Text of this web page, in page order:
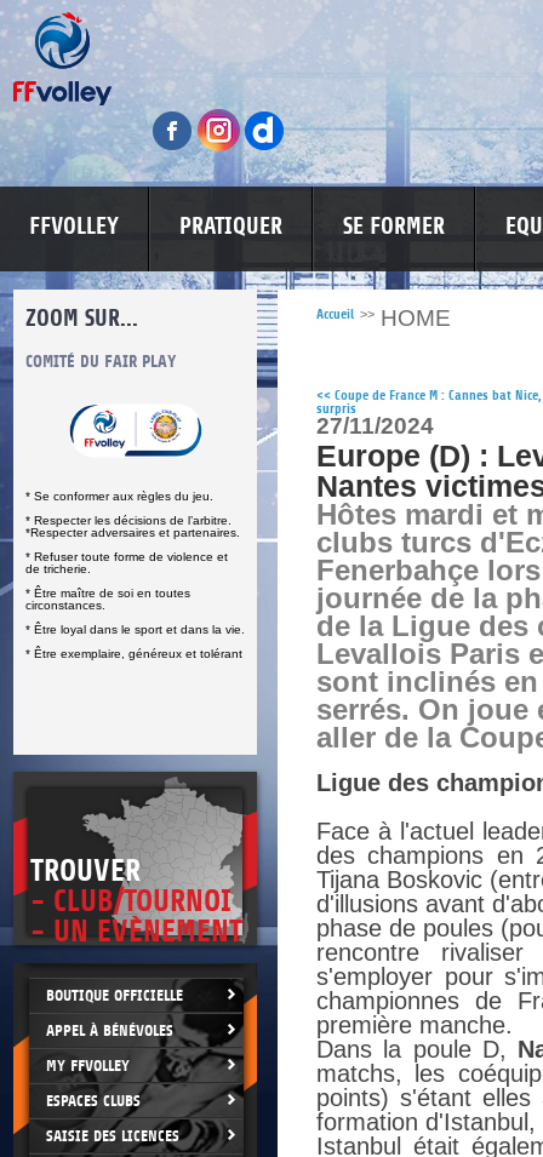
FFVOLLEY PRATIQUER SE FORMER
ZOOM SUR...
COMITÉ DU FAIR PLAY
* Se conformer aux règles du jeu.
* Respecter les décisions de l’arbitre.
*Respecter adversaires et partenaires.
* Refuser toute forme de violence et
de tricherie.
* Être maître de soi en toutes
circonstances.
* Être loyal dans le sport et dans la vie.
* Être exemplaire, généreux et tolérant
LUTTE CONTRE LES VIOLENCES
TROUVER
- CLUB/TOURNOI
- UN EVÈNEMENT
BOUTIQUE OFFICIELLE
APPEL À BÉNÉVOLES
MY FFVOLLEY
ESPACES CLUBS
SAISIE DES LICENCES
Accueil >> HOME
<< Coupe de France M : Cannes bat
surpris
27/11/2024
Europe (D) :
Nantes
Hôtes mardi et
clubs turcs
Fenerbahçe
journée de la
de la Ligue des
Levallois Paris
sont inclinés
serrés. On joue
aller de la
Ligue des
Face à l'actuel
des champions en
Tijana Boskovic
d'illusions avant
phase de poules
rencontre
s'employer pour
championnes de
première manche.
Dans la poule D,
matchs, les
points) s'étant
formation
Istanbul était